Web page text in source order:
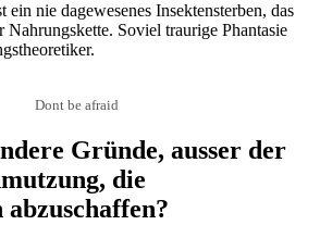
ein nie dagewesenes Insektensterben, das
Soviel traurige Phantasie
Dont be afraid
Gründe, ausser der
die